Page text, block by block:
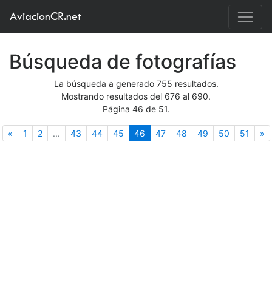
AviacionCR.net
Búsqueda de fotografías
La búsqueda a generado 755 resultados.
Mostrando resultados del 676 al 690.
Página 46 de 51.
«Anterior
1 2 ... 43 44 45 46(actual)
47 48 49 50 51 »